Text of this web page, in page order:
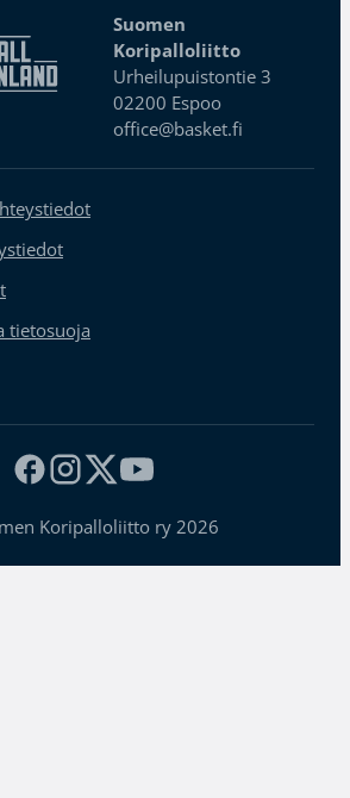
Suomen
Koripalloliitto
Urheilupuistontie 3
02200 Espoo
office@basket.fi
tietosuoja
Koripalloliitto ry 2026